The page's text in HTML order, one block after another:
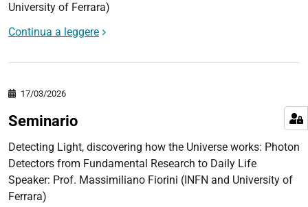
University of Ferrara)
Continua a leggere
17/03/2026
Seminario
Detecting Light, discovering how the Universe works: Photon
Detectors from Fundamental Research to Daily Life
Speaker: Prof. Massimiliano Fiorini (INFN and University of
Ferrara)